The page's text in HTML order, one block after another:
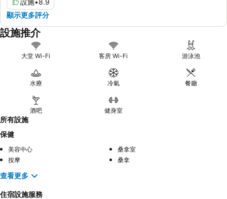
顯示更多評分
設施推介
大堂 Wi-Fi 客房 Wi-Fi 游泳池
水療 冷氣 餐廳
酒吧 健身室
所有設施
保健
美容中心
桑拿室
按摩
桑拿
查看更多
住宿設施服務